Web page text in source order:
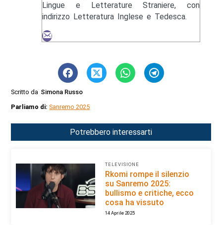
Lingue e Letterature Straniere, con
indirizzo Letteratura Inglese e Tedesca.
Scritto da Simona Russo
Parliamo di:Sanremo 2025
Potrebbero interessarti
TELEVISIONE
Rkomi rompe il silenzio
su Sanremo 2025:
bullismo e critiche, ecco
cosa ha vissuto
14 Aprile 2025